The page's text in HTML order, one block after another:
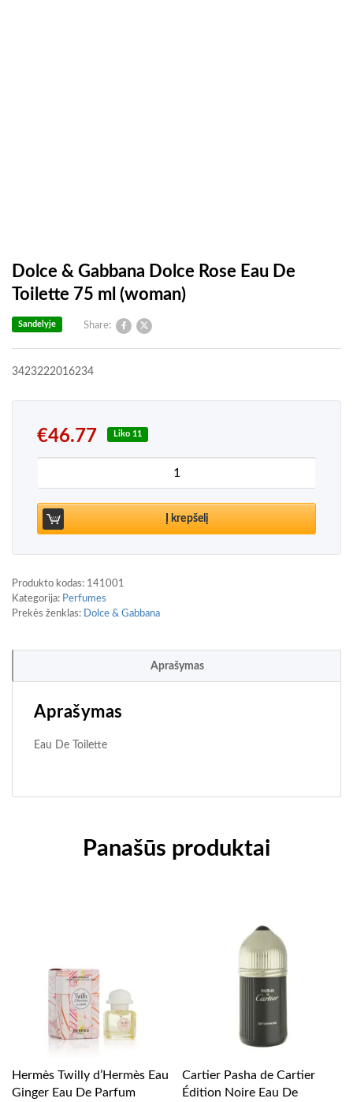
Dolce & Gabbana Dolce Rose Eau De
Toilette 75 ml (woman)
Share:
Sandelyje
3423222016234
€46.77 Liko 11
produkto kiekis: Dolce & Gabbana Dolce Rose
Į krepšelį
Produkto kodas: 141001
Kategorija: Perfumes
Prekės ženklas: Dolce & Gabbana
Aprašymas
Aprašymas
Eau De Toilette
Panašūs produktai
Hermès Twilly d’Hermès Eau
Ginger Eau De Parfum
Cartier Pasha de Cartier
Édition Noire Eau De